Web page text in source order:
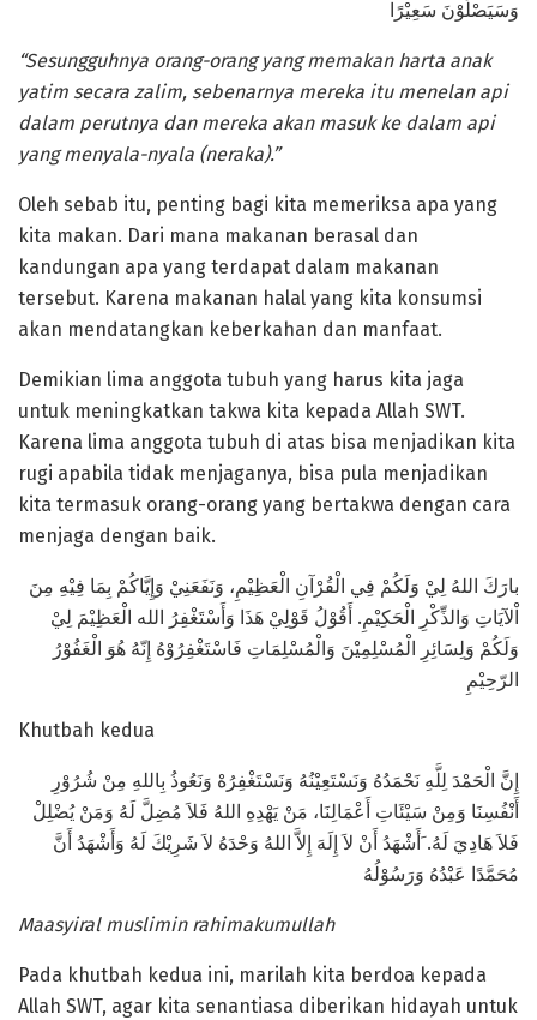
وَسَيَصْلَوْنَ سَعِيْرًا
“Sesungguhnya orang-orang yang memakan harta anak
yatim secara zalim, sebenarnya mereka itu menelan api
dalam perutnya dan mereka akan masuk ke dalam api
yang menyala-nyala (neraka).”
Oleh sebab itu, penting bagi kita memeriksa apa yang
kita makan. Dari mana makanan berasal dan
kandungan apa yang terdapat dalam makanan
tersebut. Karena makanan halal yang kita konsumsi
akan mendatangkan keberkahan dan manfaat.
Demikian lima anggota tubuh yang harus kita jaga
untuk meningkatkan takwa kita kepada Allah SWT.
Karena lima anggota tubuh di atas bisa menjadikan kita
rugi apabila tidak menjaganya, bisa pula menjadikan
kita termasuk orang-orang yang bertakwa dengan cara
menjaga dengan baik.
بارَكَ اللهُ لِيْ وَلَكُمْ فِي الْقُرْآنِ الْعَظِيْمِ، وَنَفَعَنِيْ وَإِيَّاكُمْ بِمَا فِيْهِ مِنَ
اْلآيَاتِ وَالذِّكْرِ الْحَكِيْمِ. أَقُوْلُ قَوْلِيْ هَذَا وَأَسْتَغْفِرُ الله الْعَظِيْمَ لِيْ
وَلَكُمْ وَلِسَائِرِ الْمُسْلِمِيْنَ وَالْمُسْلِمَاتِ فَاسْتَغْفِرُوْهُ إِنّهُ هُوَ الْغَفُوْرُ
الرّحِيْمِ
Khutbah kedua
إِنَّ الْحَمْدَ لِلَّهِ نَحْمَدُهُ وَنَسْتَعِيْنُهُ وَنَسْتَغْفِرُهْ وَنَعُوذُ بِاللهِ مِنْ شُرُوْرِ
أَنْفُسِنَا وَمِنْ سَيْئَاتِ أَعْمَالِنَا، مَنْ يَهْدِهِ اللهُ فَلاَ مُضِلَّ لَهُ وَمَنْ يُضْلِلْ
فَلاَ هَادِيَ لَهُ. َأَشْهَدُ أَنْ لاَ إِلَهَ إِلاَّ اللهُ وَحْدَهُ لاَ شَرِيْكَ لَهُ وَأَشْهَدُ أَنَّ
مُحَمَّدًا عَبْدُهُ وَرَسُوْلُهُ
Maasyiral muslimin rahimakumullah
Pada khutbah kedua ini, marilah kita berdoa kepada
Allah SWT, agar kita senantiasa diberikan hidayah untuk